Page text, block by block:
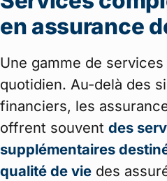
en assurance
Une gamme de
quotidien. Au-delà des
financiers, les
offrent souvent des
supplémentaires
qualité de vie des